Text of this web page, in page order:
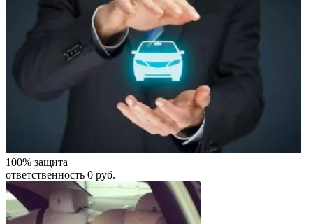
100% защита
ответственность 0 руб.